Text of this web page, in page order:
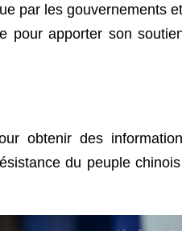
par les gouvernements
pour apporter son
obtenir des
du peuple